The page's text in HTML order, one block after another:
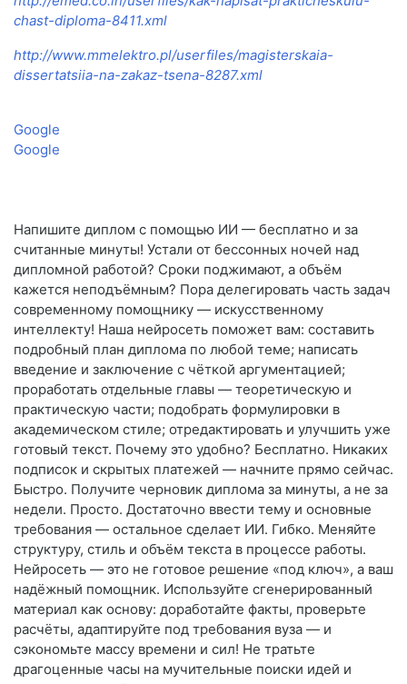
chast-diploma-8411.xml
http://www.mmelektro.pl/userfiles/magisterskaia-
dissertatsiia-na-zakaz-tsena-8287.xml
Google
Google
Напишите диплом с помощью ИИ — бесплатно и за
считанные минуты! Устали от бессонных ночей над
дипломной работой? Сроки поджимают, а объём
кажется неподъёмным? Пора делегировать часть задач
современному помощнику — искусственному
интеллекту! Наша нейросеть поможет вам: составить
подробный план диплома по любой теме; написать
введение и заключение с чёткой аргументацией;
проработать отдельные главы — теоретическую и
практическую части; подобрать формулировки в
академическом стиле; отредактировать и улучшить уже
готовый текст. Почему это удобно? Бесплатно. Никаких
подписок и скрытых платежей — начните прямо сейчас.
Быстро. Получите черновик диплома за минуты, а не за
недели. Просто. Достаточно ввести тему и основные
требования — остальное сделает ИИ. Гибко. Меняйте
структуру, стиль и объём текста в процессе работы.
Нейросеть — это не готовое решение «под ключ», а ваш
надёжный помощник. Используйте сгенерированный
материал как основу: доработайте факты, проверьте
расчёты, адаптируйте под требования вуза — и
сэкономьте массу времени и сил! Не тратьте
драгоценные часы на мучительные поиски идей и